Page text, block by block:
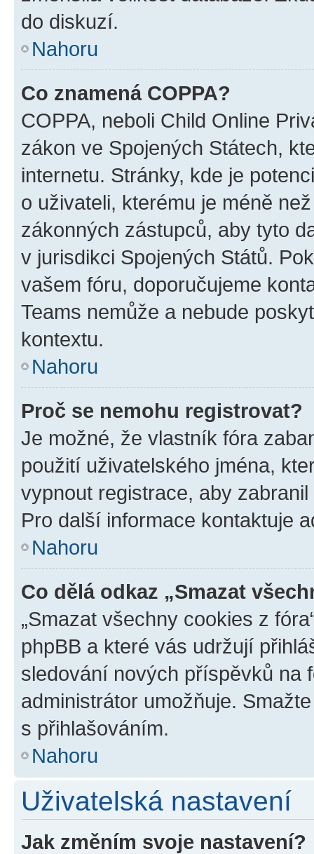
do diskuzí.
Nahoru
Co znamená COPPA?
COPPA, neboli Child Online
zákon ve Spojených Státech,
internetu. Stránky, kde je
o uživateli, kterému je méně
zákonných zástupců, aby tyto
v jurisdikci Spojených Států.
vašem fóru, doporučujeme
Teams nemůže a nebude
kontextu.
Nahoru
Proč se nemohu registrovat?
Je možné, že vlastník fóra
použití uživatelského jména,
vypnout registrace, aby
Pro další informace kontaktuje
Nahoru
Co dělá odkaz „Smazat
„Smazat všechny cookies z
phpBB a které vás udržují
sledování nových příspěvků na
administrátor umožňuje.
s přihlašováním.
Nahoru
Uživatelská nastavení
Jak změním svoje nastavení?